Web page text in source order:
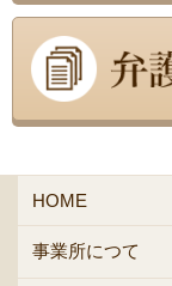
HOME
事業所につて